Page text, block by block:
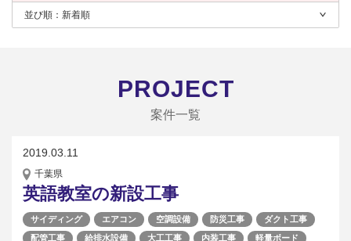
並び順： 新着順
PROJECT
案件一覧
2019.03.11
千葉県
英語教室の新設工事
サイディング エアコン 空調設備 防災工事
ダクト工事
配管工事
給排水設備 大工工事 内装工事
軽量ボード